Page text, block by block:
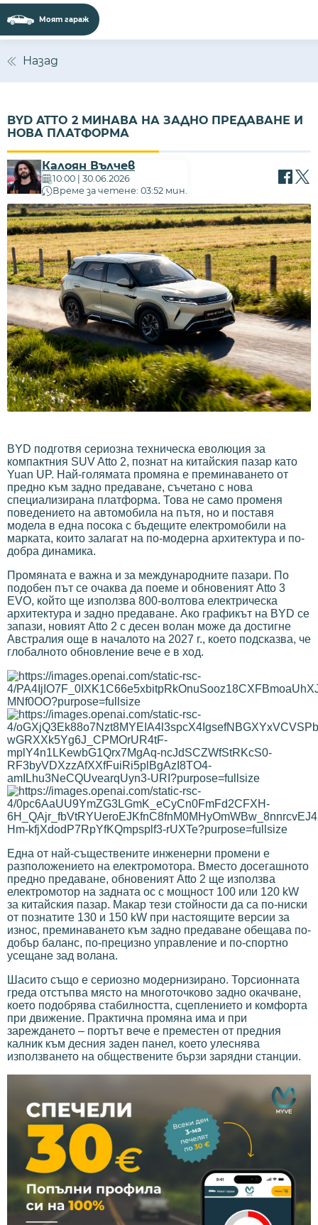
Сайтът използва 'бисквитки' (cookies) с
цел безпроблемно функциониране,
сайта, Вие приемате нашитеПолитика за
ПРИЕМАМ
Моят гараж
Назад
BYD ATTO 2 МИНАВА НА ЗАДНО ПРЕДАВАНЕ И
НОВА ПЛАТФОРМА
Калоян Вълчев
10:00 | 30.06.2026
Време за четене: 03:52 мин.
BYD подготвя сериозна техническа еволюция за
компактния SUV Atto 2, познат на китайския пазар като
Yuan UP. Най-голямата промяна е преминаването от
предно към задно предаване, съчетано с нова
специализирана платформа. Това не само променя
поведението на автомобила на пътя, но и поставя
модела в една посока с бъдещите електромобили на
марката, които залагат на по-модерна архитектура и по-
добра динамика.
Промяната е важна и за международните пазари. По
подобен път се очаква да поеме и обновеният Atto 3
EVO, който ще използва 800-волтова електрическа
архитектура и задно предаване. Ако графикът на BYD се
запази, новият Atto 2 с десен волан може да достигне
Австралия още в началото на 2027 г., което подсказва, че
глобалното обновление вече е в ход.
Една от най-съществените инженерни промени е
разположението на електромотора. Вместо досегашното
предно предаване, обновеният Atto 2 ще използва
електромотор на задната ос с мощност 100 или 120 kW
за китайския пазар. Макар тези стойности да са по-ниски
от познатите 130 и 150 kW при настоящите версии за
износ, преминаването към задно предаване обещава по-
добър баланс, по-прецизно управление и по-спортно
усещане зад волана.
Шасито също е сериозно модернизирано. Торсионната
греда отстъпва място на многоточково задно окачване,
което подобрява стабилността, сцеплението и комфорта
при движение. Практична промяна има и при
зареждането – портът вече е преместен от предния
калник към десния заден панел, което улеснява
използването на обществените бързи зарядни станции.